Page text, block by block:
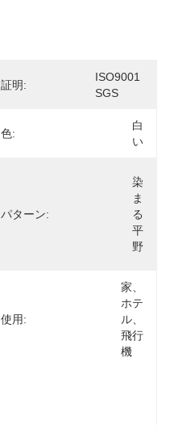
証明:
ISO9001
SGS
色:
白
い
パターン:
染
ま
る
平
野
使用:
家、
ホテ
ル、
飛行
機